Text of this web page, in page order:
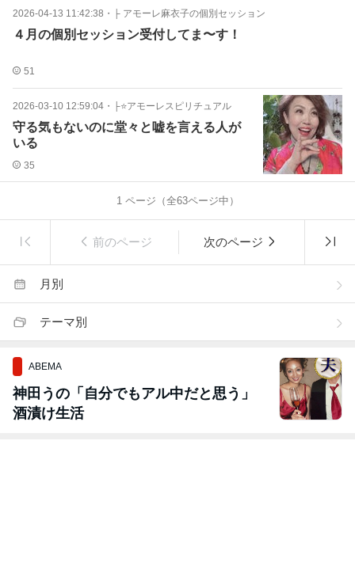
2026-04-13 11:42:38 ・ ├ アモーレ麻衣子の個別セッション
４月の個別セッション受付してま〜す！
51
2026-03-10 12:59:04 ・ ├⭐️アモーレスピリチュアル
守る気もないのに堂々と嘘を言える人が
いる
35
1ページ（全63ページ中）
前のページ 次のページ
月別
テーマ別
ABEMA
神田うの「自分でもアル中だと思う」
酒漬け生活